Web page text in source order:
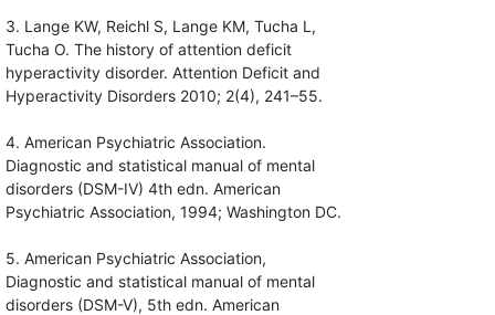
3. Lange KW, Reichl S, Lange KM, Tucha L,
Tucha O. The history of attention deficit
hyperactivity disorder. Attention Deficit and
Hyperactivity Disorders 2010; 2(4), 241–55.
4. American Psychiatric Association.
Diagnostic and statistical manual of mental
disorders (DSM-IV) 4th edn. American
Psychiatric Association, 1994; Washington DC.
5. American Psychiatric Association,
Diagnostic and statistical manual of mental
disorders (DSM-V), 5th edn. American